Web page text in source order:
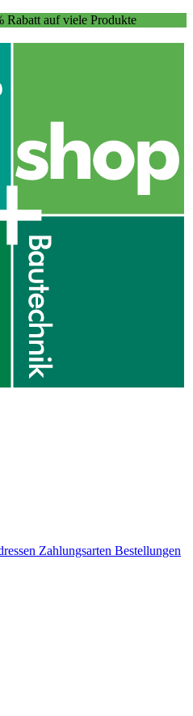
Rabatt auf viele Produkte
Zahlungsarten Bestellungen